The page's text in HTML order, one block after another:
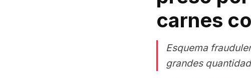
carnes
Esquema
grandes